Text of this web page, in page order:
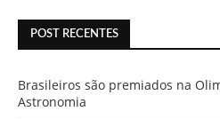
POST RECENTES
Brasileiros são premiados na
Astronomia